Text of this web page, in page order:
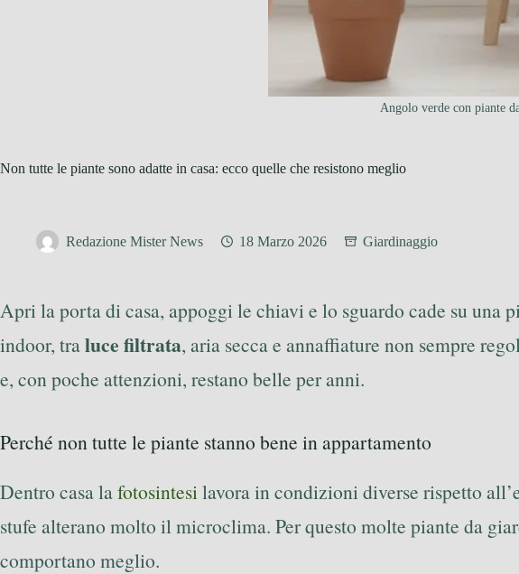
Angolo verde con piante
Non tutte le piante sono adatte in casa: ecco quelle che resistono meglio
Redazione Mister News 18 Marzo 2026 Giardinaggio
Apri la porta di casa, appoggi le chiavi e lo sguardo cade su una
indoor, traluce filtrata, aria secca e annaffiature non sempre
e, con poche attenzioni, restano belle per anni.
Perché non tutte le piante stanno bene in appartamento
Dentro casa lafotosintesilavora in condizioni diverse rispetto
stufe alterano molto il microclima. Per questo molte piante da
comportano meglio.